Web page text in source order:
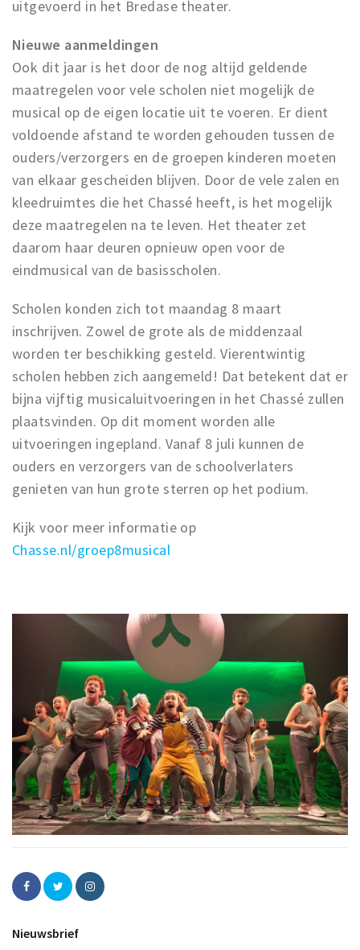
uitgevoerd in het Bredase theater.
Nieuwe aanmeldingen
Ook dit jaar is het door de nog altijd geldende
maatregelen voor vele scholen niet mogelijk de
musical op de eigen locatie uit te voeren. Er dient
voldoende afstand te worden gehouden tussen de
ouders/verzorgers en de groepen kinderen moeten
van elkaar gescheiden blijven. Door de vele zalen en
kleedruimtes die het Chassé heeft, is het mogelijk
deze maatregelen na te leven. Het theater zet
daarom haar deuren opnieuw open voor de
eindmusical van de basisscholen.
Scholen konden zich tot maandag 8 maart
inschrijven. Zowel de grote als de middenzaal
worden ter beschikking gesteld. Vierentwintig
scholen hebben zich aangemeld! Dat betekent dat er
bijna vijftig musicaluitvoeringen in het Chassé zullen
plaatsvinden. Op dit moment worden alle
uitvoeringen ingepland. Vanaf 8 juli kunnen de
ouders en verzorgers van de schoolverlaters
genieten van hun grote sterren op het podium.
Kijk voor meer informatie op
Chasse.nl/groep8musical
Nieuwsbrief